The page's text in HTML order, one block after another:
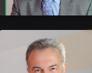
βουλευτής ΠΑΣΟΚ Α'
Θεσσαλονίκης
Υπ. Βουλευτής Α Θεσσαλονίκης